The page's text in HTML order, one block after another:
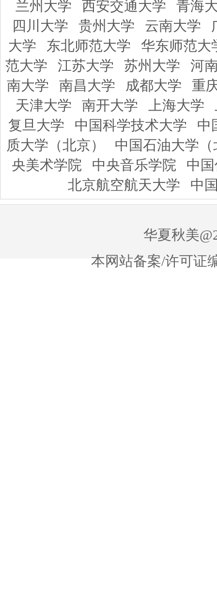
兰州大学
西安交通大学
青海
四川大学
贵州大学 云南大学
大学
东北师范大学
华东师范大
范大学
江苏大学 苏州大学
河
南大学
南昌大学 成都大学
重
天津大学
南开大学 上海大学
复旦大学
中国科学技术大学
中
质大学（北京）
中国石油大学（
央美术学院
中央音乐学院
中
北京航空航天大学
中
华夏秋美
本网站备案/许可证